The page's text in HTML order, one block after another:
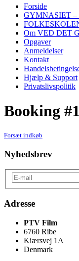
Forside
GYMNASIET –
Om VED DET
Opgaver
Anmeldelser
Kontakt
Hjælp & Support
Privatslivspolitik
Booking
Forsæt indkøb
Nyhedsbrev
Adresse
PTV Film
6760 Ribe
Kiærsvej 1A
Denmark